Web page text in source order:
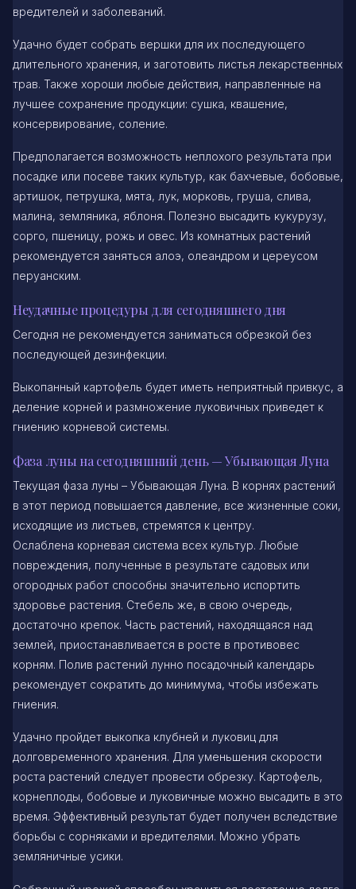
вредителей и заболеваний.
Удачно будет собрать вершки для их последующего
длительного хранения, и заготовить листья лекарственных
трав. Также хороши любые действия, направленные на
лучшее сохранение продукции: сушка, квашение,
консервирование, соление.
Предполагается возможность неплохого результата при
посадке или посеве таких культур, как бахчевые, бобовые,
артишок, петрушка, мята, лук, морковь, груша, слива,
малина, земляника, яблоня. Полезно высадить кукурузу,
сорго, пшеницу, рожь и овес. Из комнатных растений
рекомендуется заняться алоэ, олеандром и цереусом
перуанским.
Неудачные процедуры для сегодняшнего дня
Сегодня не рекомендуется заниматься обрезкой без
последующей дезинфекции.
Выкопанный картофель будет иметь неприятный привкус, а
деление корней и размножение луковичных приведет к
гниению корневой системы.
Фаза луны на сегодняшний день — Убывающая Луна
Текущая фаза луны – Убывающая Луна. В корнях растений
в этот период повышается давление, все жизненные соки,
исходящие из листьев, стремятся к центру.
Ослаблена корневая система всех культур. Любые
повреждения, полученные в результате садовых или
огородных работ способны значительно испортить
здоровье растения. Стебель же, в свою очередь,
достаточно крепок. Часть растений, находящаяся над
землей, приостанавливается в росте в противовес
корням. Полив растений лунно посадочный календарь
рекомендует сократить до минимума, чтобы избежать
гниения.
Удачно пройдет выкопка клубней и луковиц для
долговременного хранения. Для уменьшения скорости
роста растений следует провести обрезку. Картофель,
корнеплоды, бобовые и луковичные можно высадить в это
время. Эффективный результат будет получен вследствие
борьбы с сорняками и вредителями. Можно убрать
земляничные усики.